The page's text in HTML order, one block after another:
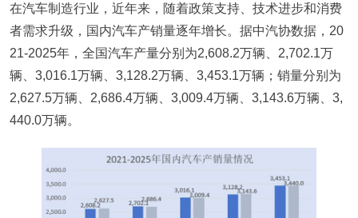
在汽车制造行业，近年来，随着政策支持、技术进步和消费
者需求升级，国内汽车产销量逐年增长。据中汽协数据，20
21-2025年，全国汽车产量分别为2,608.2万辆、2,702.1万
辆、3,016.1万辆、3,128.2万辆、3,453.1万辆；销量分别为
2,627.5万辆、2,686.4万辆、3,009.4万辆、3,143.6万辆、3,
440.0万辆。